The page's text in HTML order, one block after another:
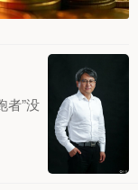
者”没